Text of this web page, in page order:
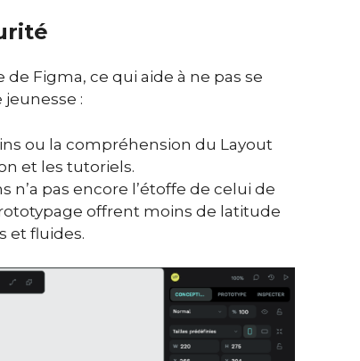
Figma, ce qui aide à ne pas se
:
ou la compréhension du Layout
et les tutoriels.
n’a pas encore l’étoffe de celui de
offrent moins de latitude
et fluides.